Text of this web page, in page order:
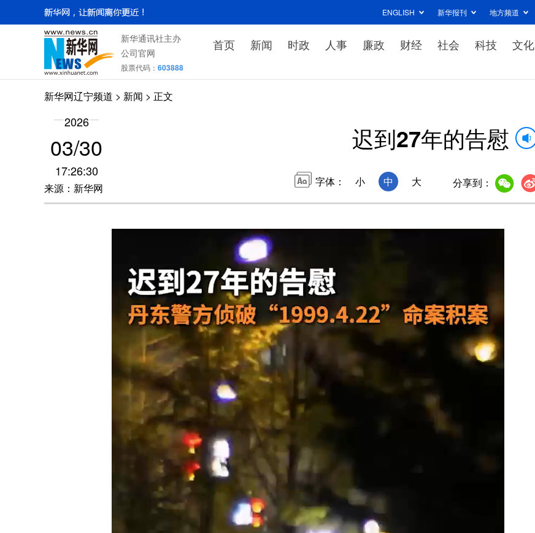
ENGLISH 新华报刊 地方频道
新华通讯社主办
公司官网
股票代码： 603888
首页 新闻 时政 人事 廉政 财经 社会 科技 文化
新华网辽宁频道 > 新闻 > 正文
2026
03/30
17:26:30
来源：新华网
迟到27年的告慰
字体： 小 中 大 分享到：